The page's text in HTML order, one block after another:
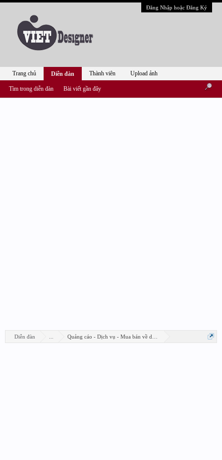
Đăng Nhập hoặc Đăng Ký
Diễn đàn Quảng cáo - Dịch vụ - Mua bán về design
Trang chủ Diễn đàn
Tìm trong diễn đàn Bài viết gần đây
Thành viên Upload ảnh